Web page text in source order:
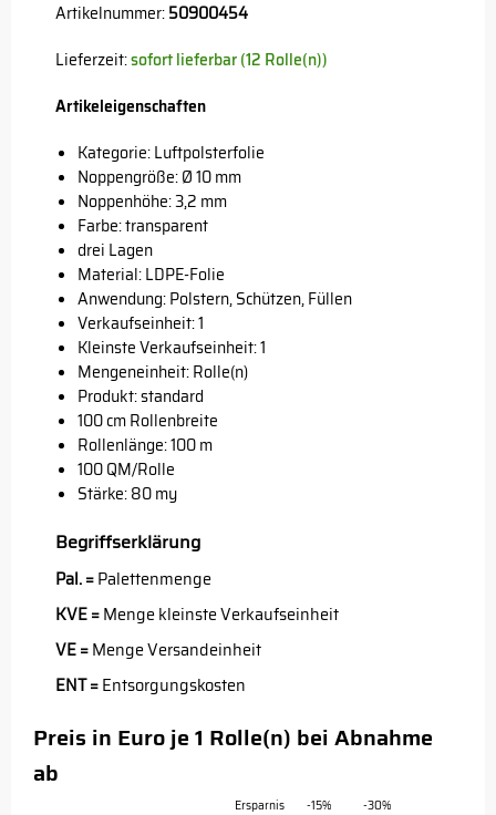
Artikelnummer:50900454
Lieferzeit:sofort lieferbar (12 Rolle(n))
Artikeleigenschaften
Kategorie: Luftpolsterfolie
Noppengröße: Ø 10 mm
Noppenhöhe: 3,2 mm
Farbe: transparent
drei Lagen
Material: LDPE-Folie
Anwendung: Polstern, Schützen, Füllen
Verkaufseinheit: 1
Kleinste Verkaufseinheit: 1
Mengeneinheit: Rolle(n)
Produkt: standard
100 cm Rollenbreite
Rollenlänge: 100 m
100 QM/Rolle
Stärke: 80 my
Begriffserklärung
Pal. =Palettenmenge
KVE =Menge kleinste Verkaufseinheit
VE =Menge Versandeinheit
ENT =Entsorgungskosten
Preis in Euro je 1 Rolle(n) bei Abnahme
ab
Ersparnis -15%
-30%